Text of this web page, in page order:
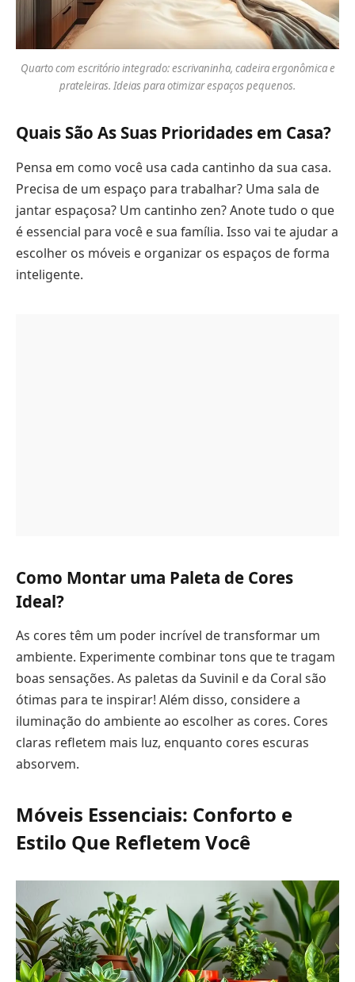
Quarto com escritório integrado: escrivaninha, cadeira ergonômica e
prateleiras. Ideias para otimizar espaços pequenos.
Quais São As Suas Prioridades em Casa?
Pensa em como você usa cada cantinho da sua casa.
Precisa de um espaço para trabalhar? Uma sala de
jantar espaçosa? Um cantinho zen? Anote tudo o que
é essencial para você e sua família. Isso vai te ajudar a
escolher os móveis e organizar os espaços de forma
inteligente.
Como Montar uma Paleta de Cores
Ideal?
As cores têm um poder incrível de transformar um
ambiente. Experimente combinar tons que te tragam
boas sensações. As paletas da Suvinil e da Coral são
ótimas para te inspirar! Além disso, considere a
iluminação do ambiente ao escolher as cores. Cores
claras refletem mais luz, enquanto cores escuras
absorvem.
Móveis Essenciais: Conforto e
Estilo Que Refletem Você